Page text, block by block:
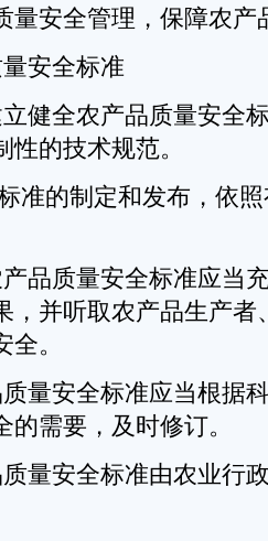
量安全管理，保障
安全标准
健全农产品质量安全
的技术规范。
准的制定和发布，依
品质量安全标准应当
，并听取农产品生产者
。
量安全标准应当根据
需要，及时修订。
量安全标准由农业行